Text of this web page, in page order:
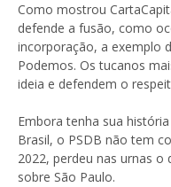
Como mostrou
defende a fusão, como
incorporação, a exemplo
Podemos. Os tucanos
ideia e defendem o
Embora tenha sua
Brasil, o PSDB não tem
2022, perdeu nas urnas
sobre São Paulo.